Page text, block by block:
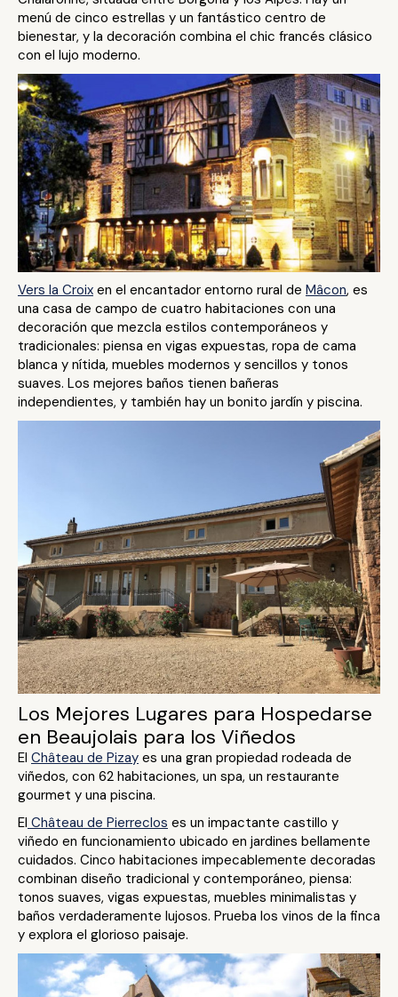
menú de cinco estrellas y un fantástico centro de
bienestar, y la decoración combina el chic francés clásico
con el lujo moderno.
Vers la Croix en el encantador entorno rural de Mâcon, es
una casa de campo de cuatro habitaciones con una
decoración que mezcla estilos contemporáneos y
tradicionales: piensa en vigas expuestas, ropa de cama
blanca y nítida, muebles modernos y sencillos y tonos
suaves. Los mejores baños tienen bañeras
independientes, y también hay un bonito jardín y piscina.
Los Mejores Lugares para Hospedarse
en Beaujolais para los Viñedos
El Château de Pizay es una gran propiedad rodeada de
viñedos, con 62 habitaciones, un spa, un restaurante
gourmet y una piscina.
El Château de Pierreclos es un impactante castillo y
viñedo en funcionamiento ubicado en jardines bellamente
cuidados. Cinco habitaciones impecablemente decoradas
combinan diseño tradicional y contemporáneo, piensa:
tonos suaves, vigas expuestas, muebles minimalistas y
baños verdaderamente lujosos. Prueba los vinos de la finca
y explora el glorioso paisaje.